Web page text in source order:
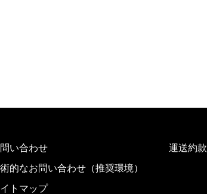
い合わせ
的なお問い合わせ（推奨環境）
トマップ
運送約款